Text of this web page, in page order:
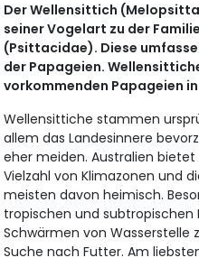
Der Wellensittich
seiner Vogelart zu der
(Psittacidae). Diese
der Papageien.
vorkommenden Papageien
Wellensittiche stammen
allem das Landesinnere
eher meiden. Australien
Vielzahl von Klimazonen und
meisten davon heimisch.
tropischen und subtropischen
Schwärmen von Wasserstelle
Suche nach Futter. Am